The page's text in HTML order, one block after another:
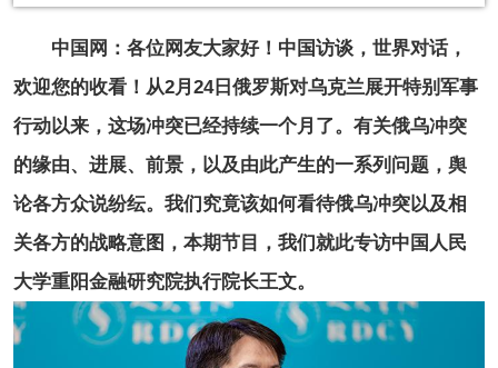
中国网：各位网友大家好！中国访谈，世界对话，
欢迎您的收看！从2月24日俄罗斯对乌克兰展开特别军事
行动以来，这场冲突已经持续一个月了。有关俄乌冲突
的缘由、进展、前景，以及由此产生的一系列问题，舆
论各方众说纷纭。我们究竟该如何看待俄乌冲突以及相
关各方的战略意图，本期节目，我们就此专访中国人民
大学重阳金融研究院执行院长王文。